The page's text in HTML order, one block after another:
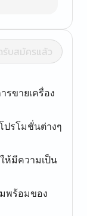
รับสมัครแล้ว
รขายเครื่อง
ปรโมชั่นต่างๆ
ห้มีความเป็น
พร้อมของ